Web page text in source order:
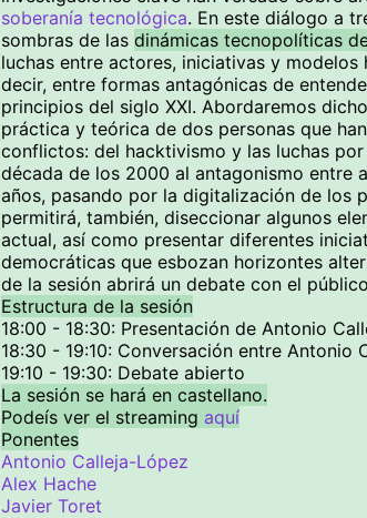
soberanía tecnológica. En este diálogo a
sombras de las dinámicas tecnopolíticas
luchas entre actores, iniciativas y
decir, entre formas antagónicas de
principios del siglo XXI. Abordaremos
práctica y teórica de dos personas que
conflictos: del hacktivismo y las luchas
década de los 2000 al antagonismo entre
años, pasando por la digitalización de los
permitirá, también, diseccionar algunos
actual, así como presentar diferentes
democráticas que esbozan horizontes
de la sesión abrirá un debate con el
Estructura de la sesión
18:00 - 18:30: Presentación de Antonio
18:30 - 19:10: Conversación entre
19:10 - 19:30: Debate abierto
La sesión se hará en castellano.
Podeís ver el streaming aquí
Ponentes
Antonio Calleja-López
Alex Hache
Javier Toret